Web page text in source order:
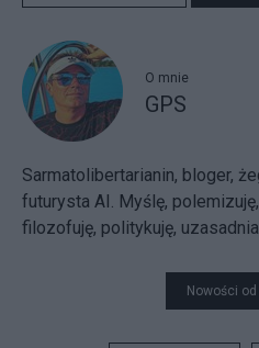
O mnie
GPS
Sarmatolibertarianin, bloger,
futurysta AI. Myślę,
filozofuję, politykuję,
Nowości